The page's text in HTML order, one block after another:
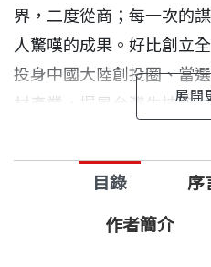
界，二度從商；每一次的
人驚嘆的成果。好比創立
投身中國大陸創投圈、當
材產業，提昇台灣生技能
因為他沒有私心、沒有框
界、政壇、商界、教育界
自我超越之中，不只開創
目錄 序
作者簡介